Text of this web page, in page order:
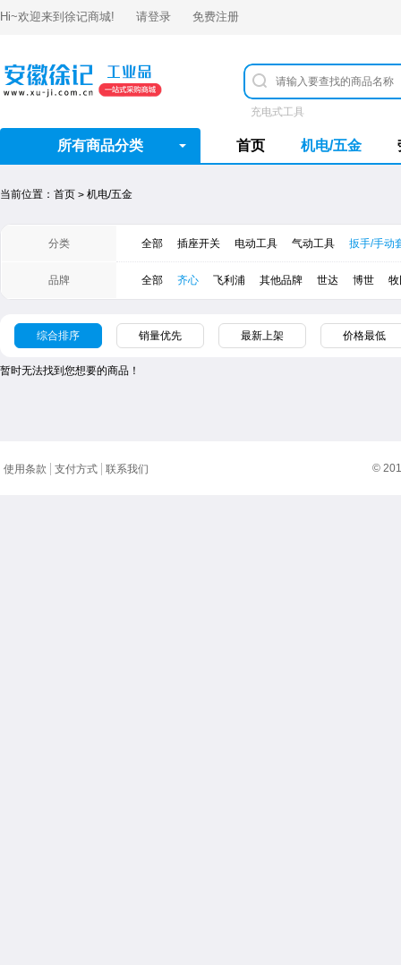
Hi~欢迎来到 徐记商城! 请登录 免费注册
充电式工具
所有商品分类 首页 机电/五金
当前位置： 首页 > 机电/五金
分类 全部 插座开关 电动工具 气动工具 扳手/手动
品牌 全部 齐心 飞利浦 其他品牌 世达 ​博世
综合排序 销量优先 最新上架 价格最低
暂时无法找到您想要的商品！
©
使用条款 支付方式 联系我们